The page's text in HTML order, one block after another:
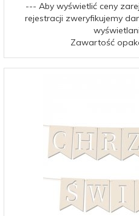
--- Aby wyświetlić ceny
rejestracji zweryfikujemy
Zawartość